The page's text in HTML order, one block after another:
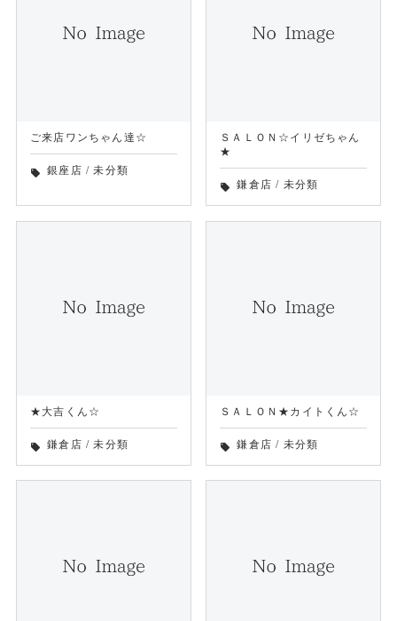
ご来店ワンちゃん達☆
local_offer 銀座店 /未分類
ＳＡＬＯＮ☆イリゼちゃん
★
local_offer 鎌倉店 / 未分類
★大吉くん☆
local_offer 鎌倉店 /未分類
ＳＡＬＯＮ★カイトくん☆
local_offer 鎌倉店 / 未分類